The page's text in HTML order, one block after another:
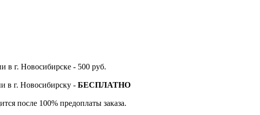
в г. Новосибирске - 500 руб.
в г. Новосибирску - БЕСПЛАТНО
после 100% предоплаты заказа.